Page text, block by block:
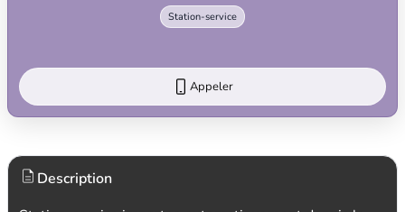
Station-service
Appeler
Description